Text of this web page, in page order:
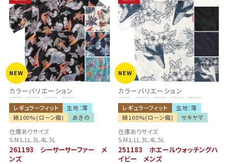
カラーバリエーション
レギュラーフィット
生地：薄
綿100%(ローン織)
あきの
NEW
在庫ありサイズ
S.M.L.LL.3L.4L.5L
261193 シーサーサーファー メ
ンズ
カラーバリエーション
レギュラーフィット
生地：薄
綿100%(ローン織)
サキヤマ
NEW
在庫ありサイズ
S.M.L.LL.3L.4L.5L
251183 ホエールウォッチングハ
イビー メンズ